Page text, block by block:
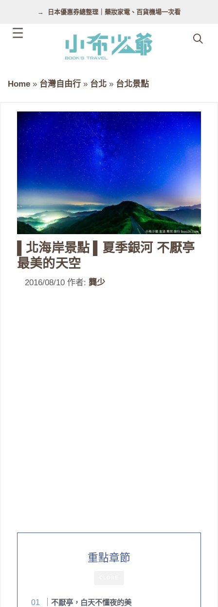
日本優惠券總整理｜藥妝家電、百貨機場一次看
Home » 台灣自由行 » 台北 » 台北景點
▌北海岸景點 ▌夏季銀河 不厭亭
最美的天空
2016/08/10 作者: 龔少
重點章節
不厭亭，白天不懂夜的美